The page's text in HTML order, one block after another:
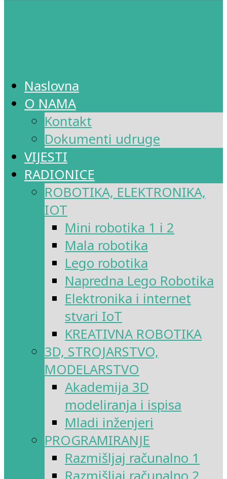
Naslovna
O NAMA
Kontakt
Dokumenti udruge
VIJESTI
RADIONICE
ROBOTIKA, ELEKTRONIKA,
IOT
Mini robotika 1 i 2
Mala robotika
Lego robotika
Napredna Lego Robotika
Elektronika i internet
stvari IoT
KREATIVNA ROBOTIKA
3D, STROJARSTVO,
MODELARSTVO
Akademija 3D
modeliranja i ispisa
Mladi inženjeri
PROGRAMIRANJE
Razmišljaj računalno 1